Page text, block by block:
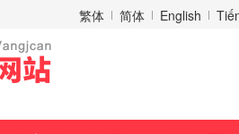
繁体 简体 English